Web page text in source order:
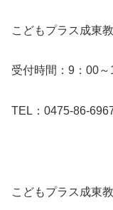
こどもプラス成東
受付時間：9：00
TEL：0475-86-
こどもプラス成東